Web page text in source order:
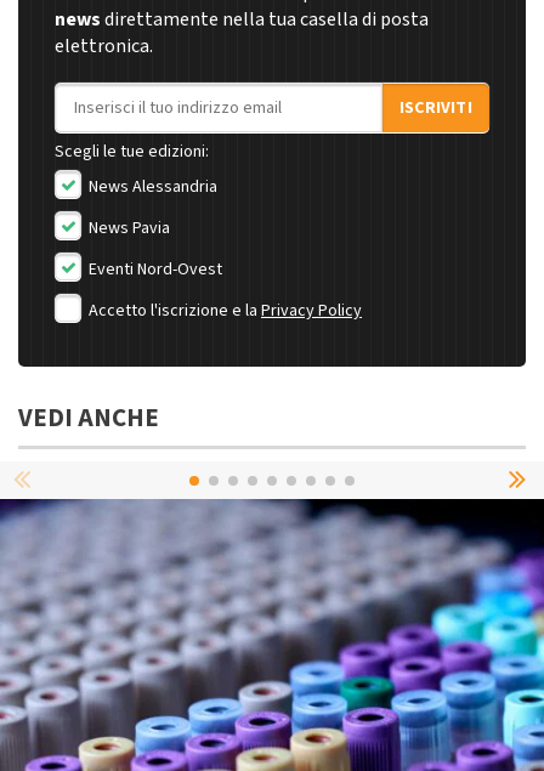
newsdirettamente nella tua casella di posta
elettronica.
Indirizzo email
ISCRIVITI
Scegli le tue edizioni:
News Alessandria
News Pavia
Eventi Nord-Ovest
Accetto l'iscrizione e la Privacy Policy
VEDI ANCHE